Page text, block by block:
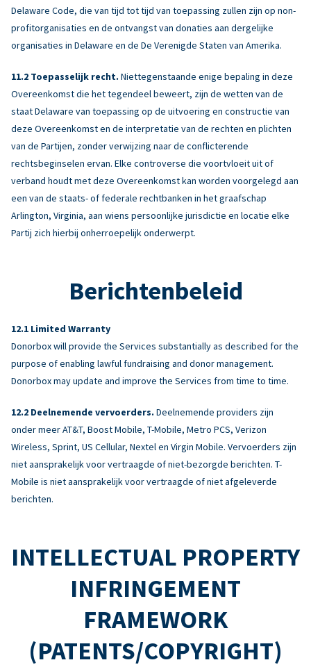
Delaware Code, die van tijd tot tijd van toepassing zullen zijn op non-
profitorganisaties en de ontvangst van donaties aan dergelijke
organisaties in Delaware en de De Verenigde Staten van Amerika.
Toepasselijk recht. Niettegenstaande enige bepaling in deze
Overeenkomst die het tegendeel beweert, zijn de wetten van de
staat Delaware van toepassing op de uitvoering en constructie van
deze Overeenkomst en de interpretatie van de rechten en plichten
van de Partijen, zonder verwijzing naar de conflicterende
rechtsbeginselen ervan. Elke controverse die voortvloeit uit of
verband houdt met deze Overeenkomst kan worden voorgelegd aan
een van de staats- of federale rechtbanken in het graafschap
Arlington, Virginia, aan wiens persoonlijke jurisdictie en locatie elke
Partij zich hierbij onherroepelijk onderwerpt.
Berichtenbeleid
Limited Warranty
Donorbox will provide the Services substantially as described for the
purpose of enabling lawful fundraising and donor management.
Donorbox may update and improve the Services from time to time.
Deelnemende vervoerders. Deelnemende providers zijn
onder meer AT&T, Boost Mobile, T-Mobile, Metro PCS, Verizon
Wireless, Sprint, US Cellular, Nextel en Virgin Mobile. Vervoerders zijn
niet aansprakelijk voor vertraagde of niet-bezorgde berichten. T-
Mobile is niet aansprakelijk voor vertraagde of niet afgeleverde
berichten.
INTELLECTUAL PROPERTY
INFRINGEMENT
FRAMEWORK
(PATENTS/COPYRIGHT)